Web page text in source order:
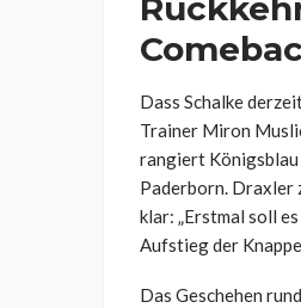
Dass Schalke
Trainer Miron
rangiert Königsblau
Paderborn. Draxler
klar: „Erstmal soll
Aufstieg der
Das Geschehen